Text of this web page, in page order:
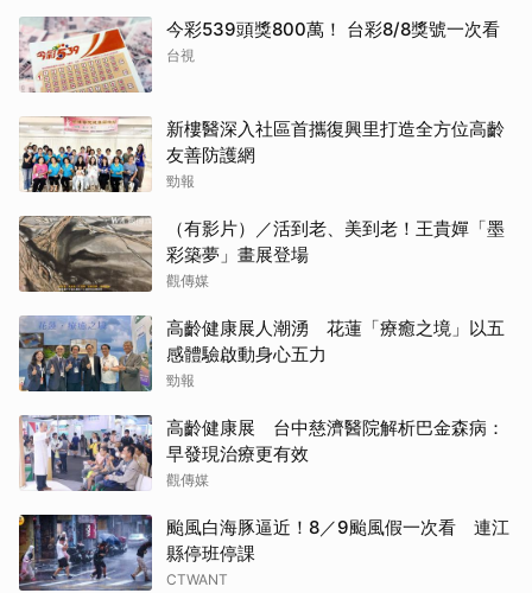
今彩539頭獎800萬！ 台彩8/8獎號一次看
台視
新樓醫深入社區首攜復興里打造全方位高齡
友善防護網
勁報
（有影片）／活到老、美到老！王貴嬋「墨
彩築夢」畫展登場
觀傳媒
高齡健康展人潮湧 花蓮「療癒之境」以五
感體驗啟動身心五力
勁報
高齡健康展 台中慈濟醫院解析巴金森病：
早發現治療更有效
觀傳媒
颱風白海豚逼近！8／9颱風假一次看 連江
縣停班停課
CTWANT